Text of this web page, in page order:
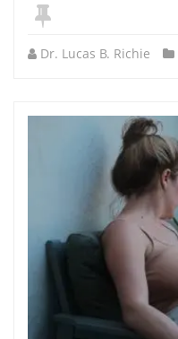
Dr. Lucas B. Richie